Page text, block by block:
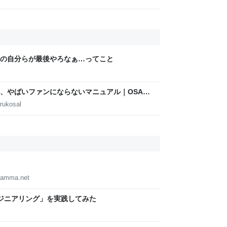
自分らが最後やろなぁ…ってこと
やばいファンにならないマニュアル｜OSAKA
アリング」を実践してみた